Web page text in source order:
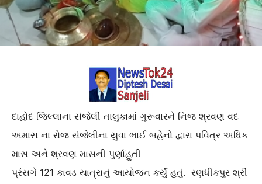
દાહોદ જિલ્લાના સંજેલી તાલુકામાં ગુરૂવારને નિજ શ્રવણ વદ
અમાસ ના રોજ સંજેલીના યુવા ભાઈ બહેનો દ્વારા પવિત્ર અધિક
માસ અને શ્રવણ માસની પુર્ણાહુતી
પ્રંસગે 121 કાવડ યાત્રાનું આયોજન કર્યું હતું. રણધીકપુર શ્રી